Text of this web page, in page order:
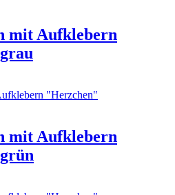
mit Aufklebern
mit Aufklebern